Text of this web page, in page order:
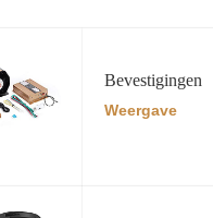
Bevestigingen
Weergave